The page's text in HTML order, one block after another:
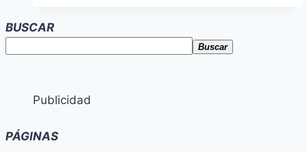
BUSCAR
Buscar
Publicidad
PÁGINAS